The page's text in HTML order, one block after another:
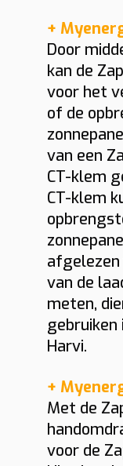
+
Door
kan de
voor het
of de
van een
CT-klem
CT-klem
van de
meten,
Harvi.
+
Met de
voor de